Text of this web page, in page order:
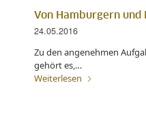
Von Hamburgern und
24.05.2016
Zu den angenehmen
gehört es,…
Weiterlesen